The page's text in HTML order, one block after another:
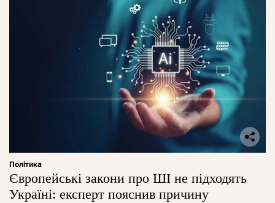
Політика
Європейські закони про ШІ не підходять
Україні: експерт пояснив причину